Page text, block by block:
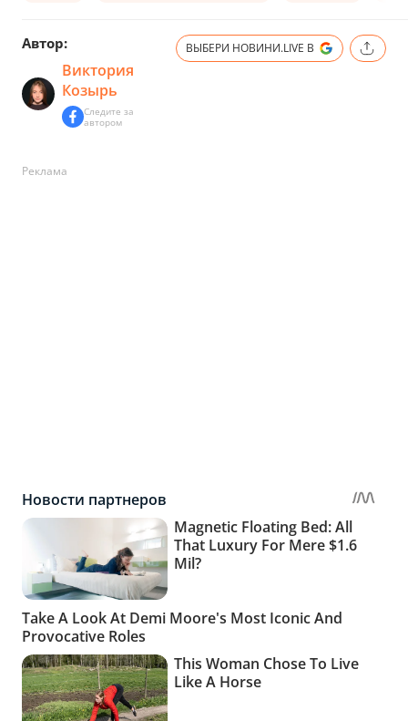
Автор:
Виктория
Козырь
Следите за
автором
ВЫБЕРИ НОВИНИ.LIVE В
Реклама